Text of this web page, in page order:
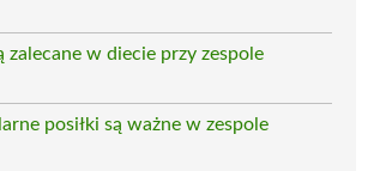
zalecane w diecie przy zespole
posiłki są ważne w zespole